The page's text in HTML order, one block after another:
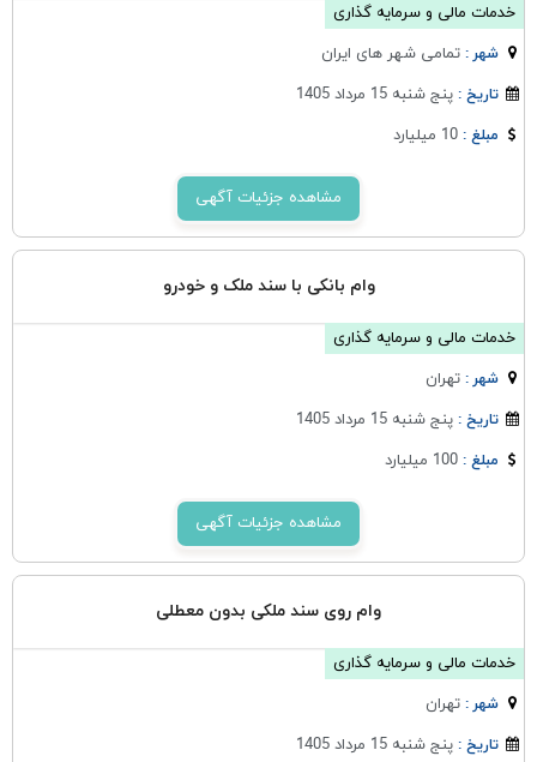
خدمات مالی و سرمایه گذاری
شهر :تمامی شهر های ایران
تاریخ :پنج شنبه 15 مرداد 1405
مبلغ :10 میلیارد
مشاهده جزئیات آگهی
وام بانکی با سند ملک و خودرو
خدمات مالی و سرمایه گذاری
شهر :تهران
تاریخ :پنج شنبه 15 مرداد 1405
مبلغ :100 میلیارد
مشاهده جزئیات آگهی
وام روی سند ملکی بدون معطلی
خدمات مالی و سرمایه گذاری
شهر :تهران
تاریخ :پنج شنبه 15 مرداد 1405